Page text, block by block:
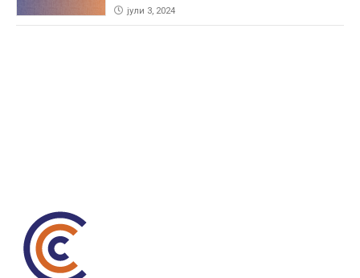
антикорупциските перформаси во
јавните набавки
јули 3, 2024